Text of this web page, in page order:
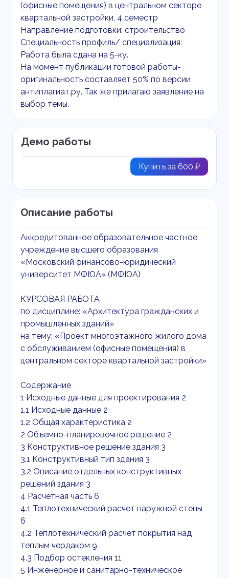
(офисные помещения) в центральном секторе
квартальной застройки, 4 семестр
Направление подготовки: строительство
Специальность профиль/ специализация:
Работа была сдана на 5-ку.
На момент публикации готовой работы-
оригинальность составляет 50% по версии
антиплагиат.ру. Так же прилагаю заявление на
выбор темы.
Демо работы
Купить за 600 ₽
Описание работы
Аккредитованное образовательное частное
учреждение высшего образования
«Московский финансово-юридический
университет МФЮА» (МФЮА)
КУРСОВАЯ РАБОТА
по дисциплине: «Архитектура гражданских и
промышленных зданий»
на тему: «Проект многоэтажного жилого дома
с обслуживанием (офисные помещения) в
центральном секторе квартальной застройки»
Содержание
1 Исходные данные для проектирования 2
1.1 Исходные данные 2
1.2 Общая характеристика 2
2 Объемно-планировочное решение 2
3 Конструктивное решение здания 3
3.1 Конструктивный тип здания 3
3.2 Описание отдельных конструктивных
решений здания 3
4 Расчетная часть 6
4.1 Теплотехнический расчет наружной стены
6
4.2 Теплотехнический расчет покрытия над
теплым чердаком 9
4.3 Подбор остекления 11
5 Инженерное и санитарно-техническое